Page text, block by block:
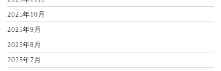
2025年10月
2025年9月
2025年8月
2025年7月